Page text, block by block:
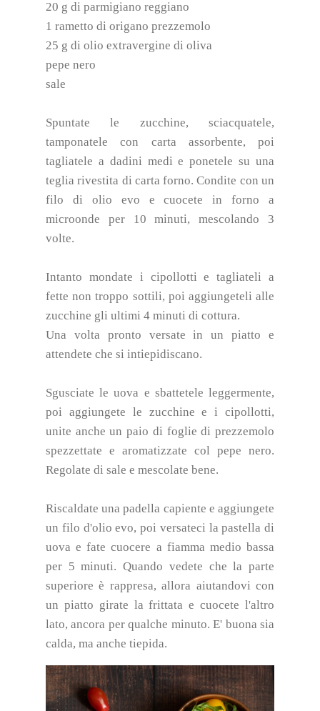
20 g di parmigiano reggiano
1 rametto di origano prezzemolo
25 g di olio extravergine di oliva
pepe nero
sale
Spuntate le zucchine, sciacquatele,
tamponatele con carta assorbente, poi
tagliatele a dadini medi e ponetele su una
teglia rivestita di carta forno. Condite con un
filo di olio evo e cuocete in forno a
microonde per 10 minuti, mescolando 3
volte.
Intanto mondate i cipollotti e tagliateli a
fette non troppo sottili, poi aggiungeteli alle
zucchine gli ultimi 4 minuti di cottura.
Una volta pronto versate in un piatto e
attendete che si intiepidiscano.
Sgusciate le uova e sbattetele leggermente,
poi aggiungete le zucchine e i cipollotti,
unite anche un paio di foglie di prezzemolo
spezzettate e aromatizzate col pepe nero.
Regolate di sale e mescolate bene.
Riscaldate una padella capiente e aggiungete
un filo d'olio evo, poi versateci la pastella di
uova e fate cuocere a fiamma medio bassa
per 5 minuti. Quando vedete che la parte
superiore è rappresa, allora aiutandovi con
un piatto girate la frittata e cuocete l'altro
lato, ancora per qualche minuto. E' buona sia
calda, ma anche tiepida.